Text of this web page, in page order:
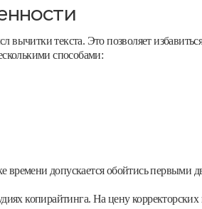
текста. Это позволяет
способами:
времени допускается обойтись первыми
копирайтинга. На цену корректорских